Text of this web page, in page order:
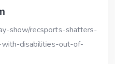
show/recsports-shatters-
disabilities-out-of-